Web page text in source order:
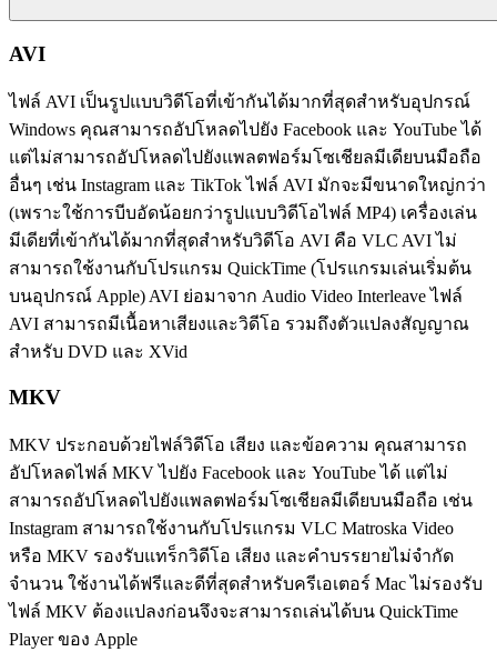
AVI
ไฟล์ AVI เป็นรูปแบบวิดีโอที่เข้ากันได้มากที่สุดสำหรับอุปกรณ์
Windows คุณสามารถอัปโหลดไปยัง Facebook และ YouTube ได้
แต่ไม่สามารถอัปโหลดไปยังแพลตฟอร์มโซเชียลมีเดียบนมือถือ
อื่นๆ เช่น Instagram และ TikTok ไฟล์ AVI มักจะมีขนาดใหญ่กว่า
(เพราะใช้การบีบอัดน้อยกว่ารูปแบบวิดีโอไฟล์ MP4) เครื่องเล่น
มีเดียที่เข้ากันได้มากที่สุดสำหรับวิดีโอ AVI คือ VLC AVI ไม่
สามารถใช้งานกับโปรแกรม QuickTime (โปรแกรมเล่นเริ่มต้น
บนอุปกรณ์ Apple) AVI ย่อมาจาก Audio Video Interleave ไฟล์
AVI สามารถมีเนื้อหาเสียงและวิดีโอ รวมถึงตัวแปลงสัญญาณ
สำหรับ DVD และ XVid
MKV
MKV ประกอบด้วยไฟล์วิดีโอ เสียง และข้อความ คุณสามารถ
อัปโหลดไฟล์ MKV ไปยัง Facebook และ YouTube ได้ แต่ไม่
สามารถอัปโหลดไปยังแพลตฟอร์มโซเชียลมีเดียบนมือถือ เช่น
Instagram สามารถใช้งานกับโปรแกรม VLC Matroska Video
หรือ MKV รองรับแทร็กวิดีโอ เสียง และคำบรรยายไม่จำกัด
จำนวน ใช้งานได้ฟรีและดีที่สุดสำหรับครีเอเตอร์ Mac ไม่รองรับ
ไฟล์ MKV ต้องแปลงก่อนจึงจะสามารถเล่นได้บน QuickTime
Player ของ Apple